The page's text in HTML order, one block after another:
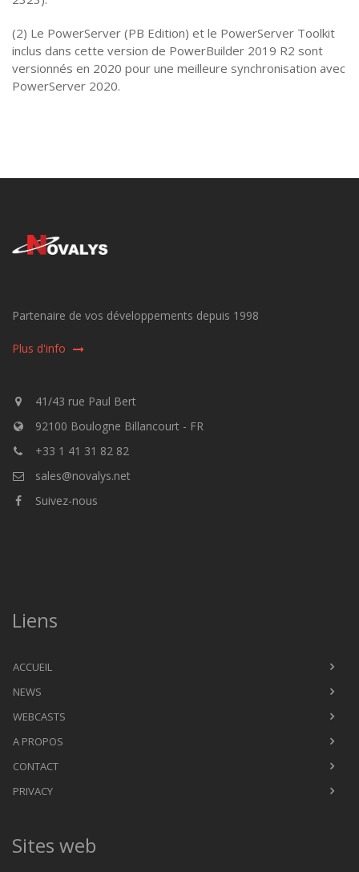
(2) Le PowerServer (PB Edition) et le PowerServer Toolkit
inclus dans cette version de PowerBuilder 2019 R2 sont
versionnés en 2020 pour une meilleure synchronisation avec
PowerServer 2020.
Partenaire de vos développements depuis 1998
Plus d'info
41/43 rue Paul Bert
92100 Boulogne Billancourt - FR
+33 1 41 31 82 82
sales@novalys.net
Suivez-nous
Liens
ACCUEIL
NEWS
WEBCASTS
A PROPOS
CONTACT
PRIVACY
Sites web